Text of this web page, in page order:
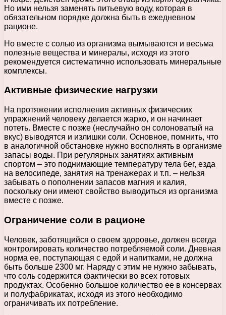
Но ими нельзя заменять питьевую воду, которая в
обязательном порядке должна быть в ежедневном
рационе.
Но вместе с солью из организма вымываются и весьма
полезные вещества и минералы, исходя из этого
рекомендуется систематично использовать минеральные
комплексы.
Активные физические нагрузки
На протяжении исполнения активных физических
упражнений человеку делается жарко, и он начинает
потеть. Вместе с позже (неслучайно он солоноватый на
вкус) выводятся и излишки соли. Основное, помнить, что
в аналогичной обстановке нужно восполнять в организме
запасы воды. При регулярных занятиях активным
спортом – это поднимающие температуру тела бег, езда
на велосипеде, занятия на тренажерах и т.п. – нельзя
забывать о пополнении запасов магния и калия,
поскольку они имеют свойство выводиться из организма
вместе с позже.
Ограничение соли в рационе
Человек, заботящийся о своем здоровье, должен всегда
контролировать количество потребляемой соли. Дневная
норма ее, поступающая с едой и напитками, не должна
быть больше 2300 мг. Наряду с этим не нужно забывать,
что соль содержится фактически во всех готовых
продуктах. Особенно большое количество ее в консервах
и полуфабрикатах, исходя из этого необходимо
ограничивать их потребление.